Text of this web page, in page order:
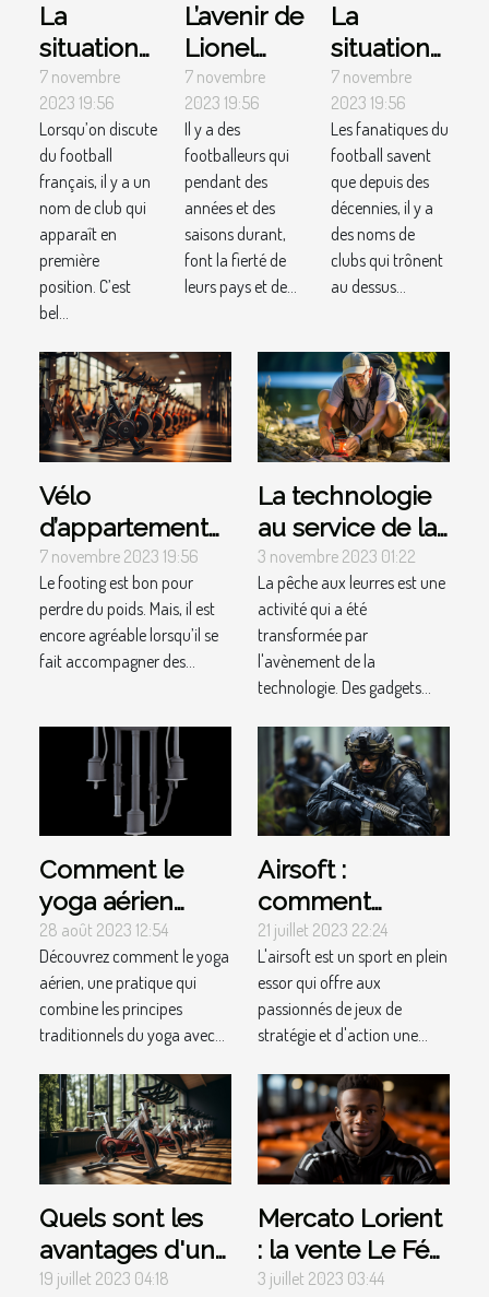
La
situation
du Paris
Saint-
Germain :
parlons-
en !
7 novembre
2023 19:56
Lorsqu’on discute
du football
français, il y a un
nom de club qui
apparaît en
première
position. C’est
bel...
L’avenir de
Lionel
Messi :
parlons-
en !
7 novembre
2023 19:56
Il y a des
footballeurs qui
pendant des
années et des
saisons durant,
font la fierté de
leurs pays et de...
La
situation
du FC
Barcelone
: parlons-
en !
7 novembre
2023 19:56
Les fanatiques du
football savent
que depuis des
décennies, il y a
des noms de
clubs qui trônent
au dessus...
Vélo
d’appartement
pour perdre du
poids : lequel
choisir ?
7 novembre 2023 19:56
Le footing est bon pour
perdre du poids. Mais, il est
encore agréable lorsqu’il se
fait accompagner des...
La technologie
au service de la
pêche aux
leurres : gadgets
et innovations
3 novembre 2023 01:22
La pêche aux leurres est une
activité qui a été
transformée par
l'avènement de la
technologie. Des gadgets...
Comment le
yoga aérien
peut améliorer
votre posture et
soulager les
douleurs
28 août 2023 12:54
Découvrez comment le yoga
aérien, une pratique qui
combine les principes
traditionnels du yoga avec...
Airsoft :
comment
pratiquer ce
sport de loisir ?
21 juillet 2023 22:24
L'airsoft est un sport en plein
essor qui offre aux
passionnés de jeux de
stratégie et d'action une...
Quels sont les
avantages d'un
vélo
19 juillet 2023 04:18
Mercato Lorient
: la vente Le Fée
bientôt une
3 juillet 2023 03:44